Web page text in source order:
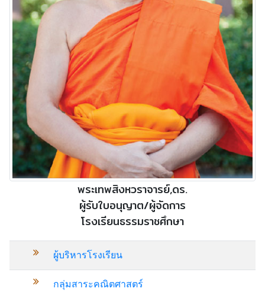
พระเทพสิงหวราจารย์,ดร.
ผู้รับใบอนุญาต/ผู้จัดการ
โรงเรียนธรรมราชศึกษา
ผู้บริหารโรงเรียน
กลุ่มสาระคณิตศาสตร์